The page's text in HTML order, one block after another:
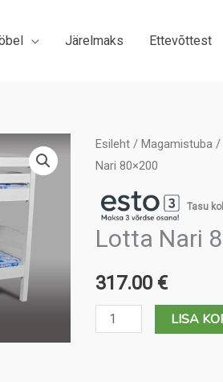
Järelmaks Ettevõttest
Esileht/ Magamistuba/
Nari 80×200
Tasu
Lotta Nari
317.00 €
Lotta
LISA